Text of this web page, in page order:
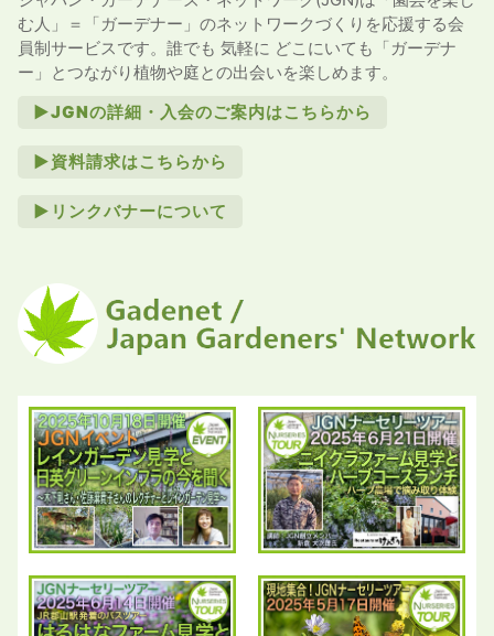
む人」＝「ガーデナー」のネットワークづくりを応援する会
員制サービスです。誰でも 気軽に どこにいても「ガーデナ
ー」とつながり植物や庭との出会いを楽しめます。
►JGNの詳細・入会のご案内はこちらから
►資料請求はこちらから
►リンクバナーについて